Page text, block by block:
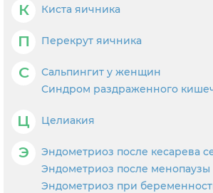
К Киста яичника
П Перекрут яичника
С
Сальпингит у женщин
Синдром раздраженного
Ц Целиакия
Э
Эндометриоз после кесарева
Эндометриоз после менопаузы
Эндометриоз при